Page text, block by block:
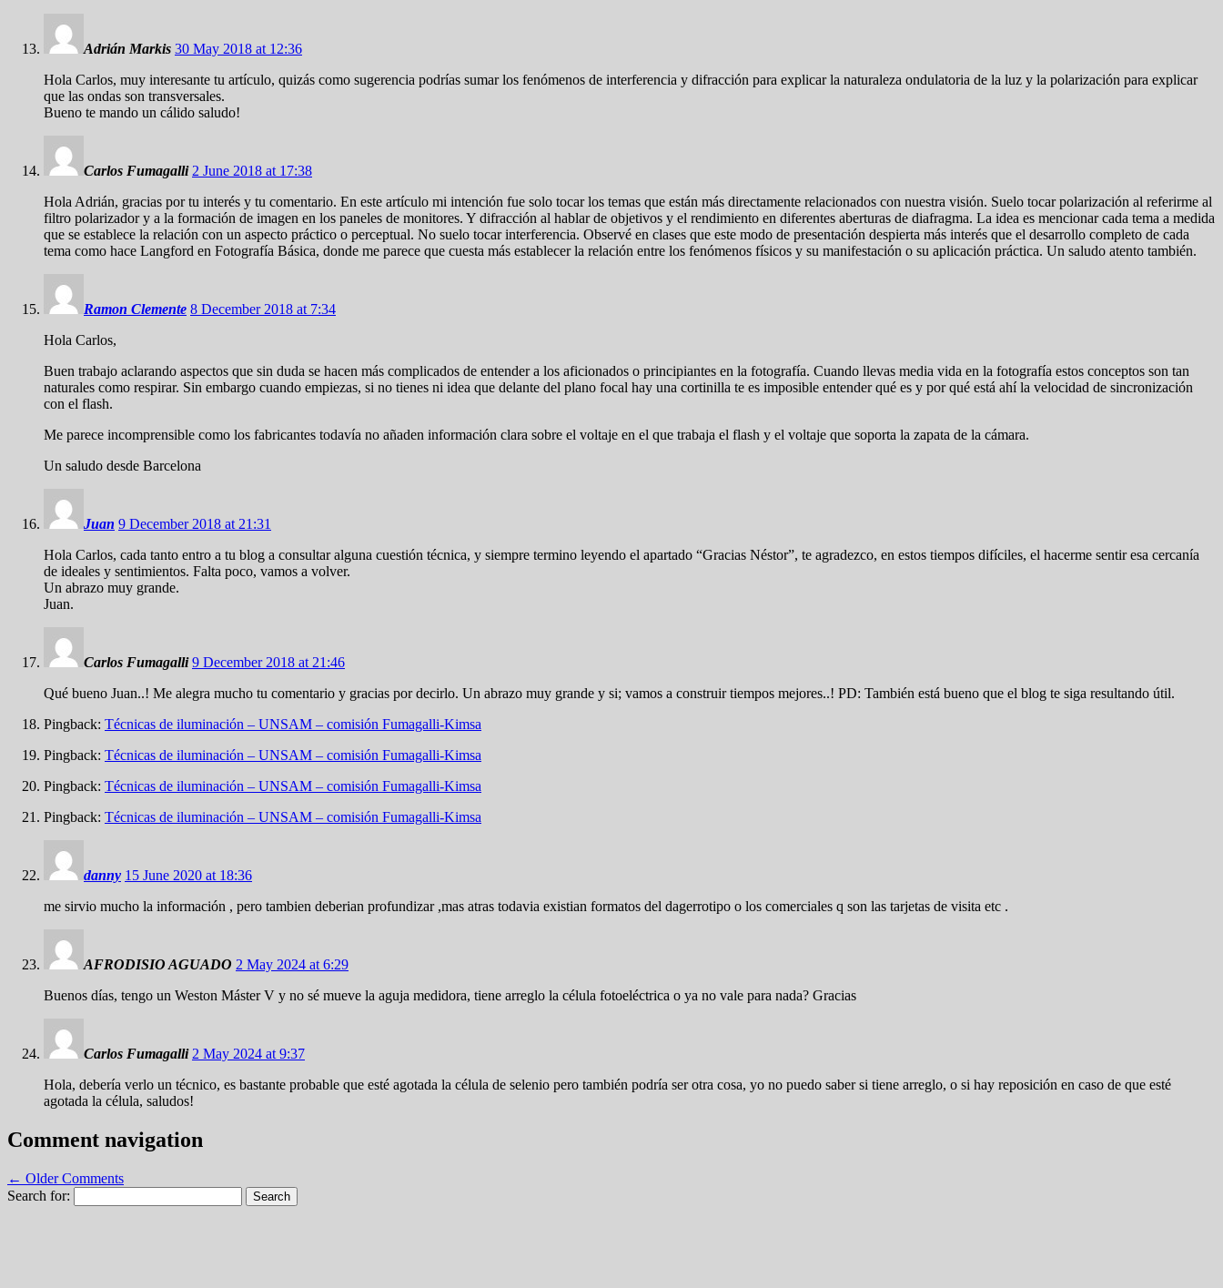
Adrián Markis 30 May 2018 at 12:36
Hola Carlos, muy interesante tu artículo, quizás como sugerencia podrías sumar los fenómenos de interferencia y difracción para explicar la naturaleza ondulatoria de la luz y la polarización para explicar
que las ondas son transversales.
Bueno te mando un cálido saludo!
Carlos Fumagalli 2 June 2018 at 17:38
Hola Adrián, gracias por tu interés y tu comentario. En este artículo mi intención fue solo tocar los temas que están más directamente relacionados con nuestra visión. Suelo tocar polarización al referirme al
filtro polarizador y a la formación de imagen en los paneles de monitores. Y difracción al hablar de objetivos y el rendimiento en diferentes aberturas de diafragma. La idea es mencionar cada tema a medida
que se establece la relación con un aspecto práctico o perceptual. No suelo tocar interferencia. Observé en clases que este modo de presentación despierta más interés que el desarrollo completo de cada
tema como hace Langford en Fotografía Básica, donde me parece que cuesta más establecer la relación entre los fenómenos físicos y su manifestación o su aplicación práctica. Un saludo atento también.
Ramon Clemente 8 December 2018 at 7:34
Hola Carlos,
Buen trabajo aclarando aspectos que sin duda se hacen más complicados de entender a los aficionados o principiantes en la fotografía. Cuando llevas media vida en la fotografía estos conceptos son tan
naturales como respirar. Sin embargo cuando empiezas, si no tienes ni idea que delante del plano focal hay una cortinilla te es imposible entender qué es y por qué está ahí la velocidad de sincronización
con el flash.
Me parece incomprensible como los fabricantes todavía no añaden información clara sobre el voltaje en el que trabaja el flash y el voltaje que soporta la zapata de la cámara.
Un saludo desde Barcelona
Juan 9 December 2018 at 21:31
Hola Carlos, cada tanto entro a tu blog a consultar alguna cuestión técnica, y siempre termino leyendo el apartado “Gracias Néstor”, te agradezco, en estos tiempos difíciles, el hacerme sentir esa cercanía
de ideales y sentimientos. Falta poco, vamos a volver.
Un abrazo muy grande.
Juan.
Carlos Fumagalli 9 December 2018 at 21:46
Qué bueno Juan..! Me alegra mucho tu comentario y gracias por decirlo. Un abrazo muy grande y si; vamos a construir tiempos mejores..! PD: También está bueno que el blog te siga resultando útil.
Pingback: Técnicas de iluminación – UNSAM – comisión Fumagalli-Kimsa
Pingback: Técnicas de iluminación – UNSAM – comisión Fumagalli-Kimsa
Pingback: Técnicas de iluminación – UNSAM – comisión Fumagalli-Kimsa
Pingback: Técnicas de iluminación – UNSAM – comisión Fumagalli-Kimsa
danny 15 June 2020 at 18:36
me sirvio mucho la información , pero tambien deberian profundizar ,mas atras todavia existian formatos del dagerrotipo o los comerciales q son las tarjetas de visita etc .
AFRODISIO AGUADO 2 May 2024 at 6:29
Buenos días, tengo un Weston Máster V y no sé mueve la aguja medidora, tiene arreglo la célula fotoeléctrica o ya no vale para nada? Gracias
Carlos Fumagalli 2 May 2024 at 9:37
Hola, debería verlo un técnico, es bastante probable que esté agotada la célula de selenio pero también podría ser otra cosa, yo no puedo saber si tiene arreglo, o si hay reposición en caso de que esté
agotada la célula, saludos!
Comment navigation
← Older Comments
Search for: